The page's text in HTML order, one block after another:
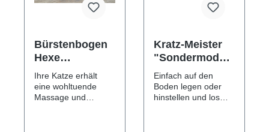
Bürstenbogen
Hexe
"Sondermodell
" patchwork
grau
Ihre Katze erhält
eine wohltuende
Massage und
Kratz-Meister
"Sondermodell
" Jack braun
Einfach auf den
Boden legen oder
hinstellen und los